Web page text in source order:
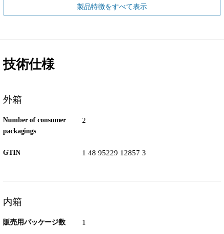
製品特徴をすべて表示
技術仕様
外箱
Number of consumer
packagings
2
GTIN 1 48 95229 12857 3
内箱
販売用パッケージ数 1